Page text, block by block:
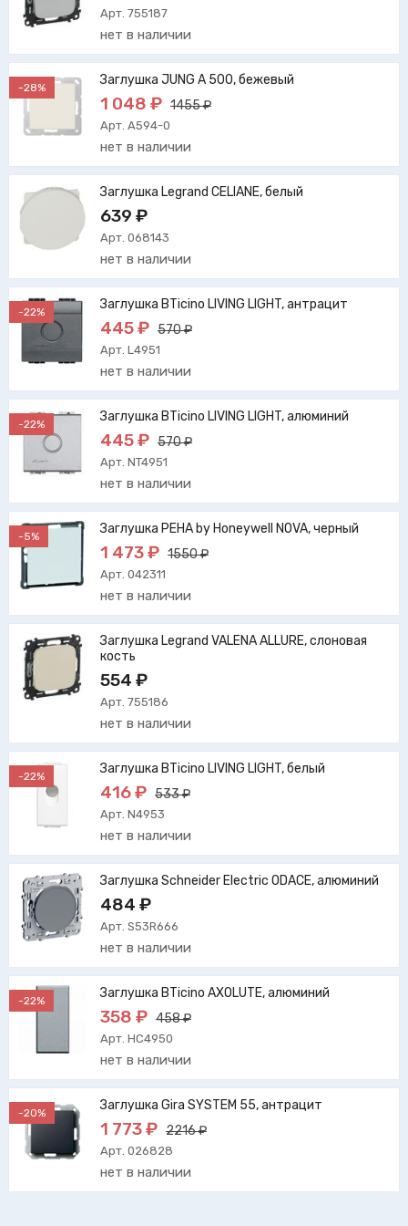
Арт. 755187
нет в наличии
-28% Заглушка JUNG A 500, бежевый
1 048 ₽ 1455 ₽
Арт. A594-0
нет в наличии
Заглушка Legrand CELIANE, белый
639 ₽
Арт. 068143
нет в наличии
-22% Заглушка BTicino LIVING LIGHT, антрацит
445 ₽ 570 ₽
Арт. L4951
нет в наличии
-22% Заглушка BTicino LIVING LIGHT, алюминий
445 ₽ 570 ₽
Арт. NT4951
нет в наличии
-5% Заглушка PEHA by Honeywell NOVA, черный
1 473 ₽ 1550 ₽
Арт. 042311
нет в наличии
Заглушка Legrand VALENA ALLURE, слоновая
кость
554 ₽
Арт. 755186
нет в наличии
-22% Заглушка BTicino LIVING LIGHT, белый
416 ₽ 533 ₽
Арт. N4953
нет в наличии
Заглушка Schneider Electric ODACE, алюминий
484 ₽
Арт. S53R666
нет в наличии
-22% Заглушка BTicino AXOLUTE, алюминий
358 ₽ 458 ₽
Арт. HC4950
нет в наличии
-20% Заглушка Gira SYSTEM 55, антрацит
1 773 ₽ 2216 ₽
Арт. 026828
нет в наличии